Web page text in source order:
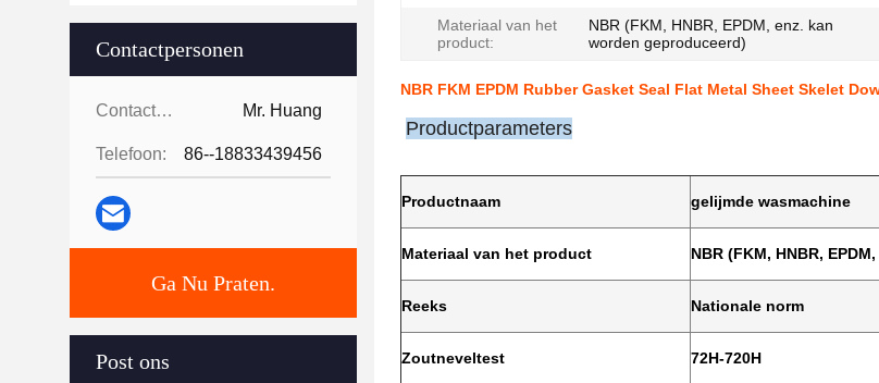
Contactpersonen
Contactpersonen: Mr. Huang
Telefoon: 86--18833439456
Ga Nu Praten.
Post ons
Materiaal van het
product:
NBR (FKM, HNBR, EPDM, enz. kan
worden geproduceerd)
NBR FKM EPDM Rubber Gasket Seal Flat Metal Sheet Skelet
Productparameters
Productnaam gelijmde wasmachine
Materiaal van het product NBR (FKM, HNBR,
Reeks Nationale norm
Zoutneveltest 72H-720H